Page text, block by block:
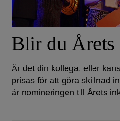
Blir du Årets
Är det din kollega, eller
prisas för att göra skillnad
är nomineringen till Årets